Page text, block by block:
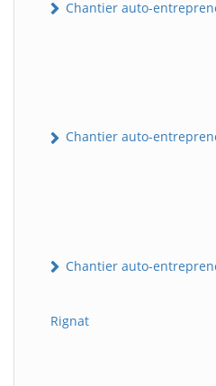
Chantier auto-
Chantier auto-
Chantier auto-
Rignat